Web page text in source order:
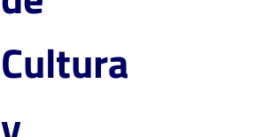
Cultura